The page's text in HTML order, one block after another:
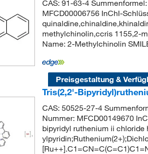
CAS: 91-63-4
MFCD00006756 InChI-
methylchinolin,ccris 1155,2-
Name: 2-Methylchinolin
Preisgestaltung &
Tris(2,2'-
CAS: 50525-27-4
Nummer: MFCD00149670
bipyridyl ruthenium ii chloride